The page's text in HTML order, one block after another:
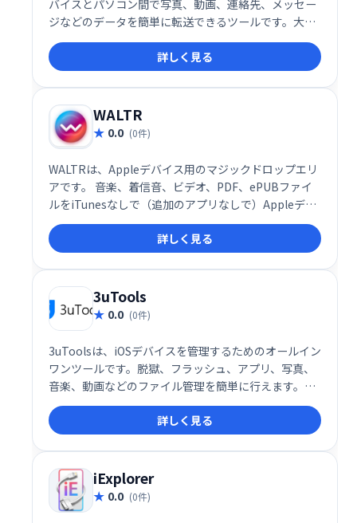
バイスとパソコン間で写真、動画、連絡先、メッセー
ジなどのデータを簡単に転送できるツールです。大切
なデータをスムーズに移動し、デバイス間のデータ管
理を効率化します。
詳しく見る
WALTR
0.0 (0件)
WALTRは、Appleデバイス用のマジックドロップエリ
アです。 音楽、着信音、ビデオ、PDF、ePUBファイ
ルをiTunesなしで（追加のアプリなしで）Appleデバ
イスにドラッグアンドドロップします。
詳しく見る
3uTools
0.0 (0件)
3uToolsは、iOSデバイスを管理するためのオールイン
ワンツールです。脱獄、フラッシュ、アプリ、写真、
音楽、動画などのファイル管理を簡単に行えます。
iPhoneユーザーの様々なニーズに対応し、デバイスの
操作性を向上させる便利な機能が満載です。
詳しく見る
iExplorer
0.0 (0件)